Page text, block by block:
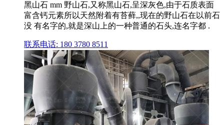
黑山石 mm 野山石,又称黑山石,呈深灰色,由于石质表面
富含钙元素所以天然附着有苔藓,,现在的野山石在以前石
没 有名字的,就是深山上的一种普通的石头,连名字都 .
联系电话: 180 3780 8511